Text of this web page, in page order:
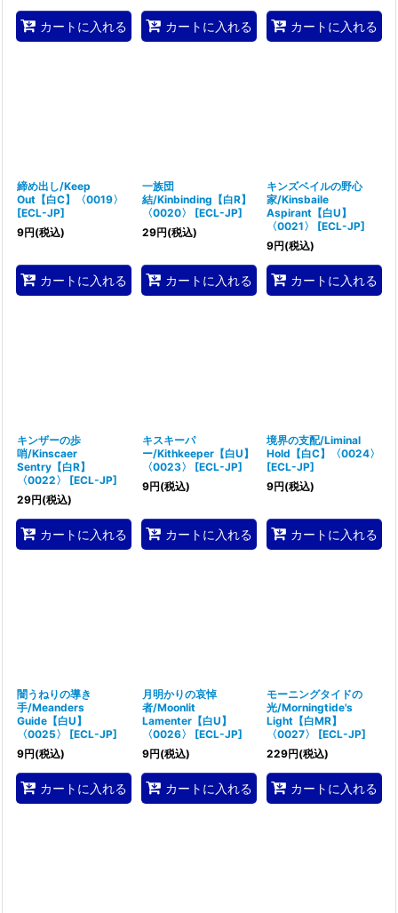
カートに入れる カートに入れる カートに入れる
締め出し/Keep
Out【白C】〈0019〉
[ECL-JP]
9円(税込)
カートに入れる
一族団
結/Kinbinding【白R】
〈0020〉
[ECL-JP]
29円(税込)
カートに入れる
キンズベイルの野心
家/Kinsbaile
Aspirant【白U】
〈0021〉
[ECL-JP]
9円(税込)
カートに入れる
キンザーの歩
哨/Kinscaer
Sentry【白R】
〈0022〉
[ECL-JP]
29円(税込)
カートに入れる
キスキーパ
ー/Kithkeeper【白U】
〈0023〉
[ECL-JP]
9円(税込)
カートに入れる
境界の支配/Liminal
Hold【白C】〈0024〉
[ECL-JP]
9円(税込)
カートに入れる
闇うねりの導き
手/Meanders
Guide【白U】
〈0025〉
[ECL-JP]
9円(税込)
カートに入れる
月明かりの哀悼
者/Moonlit
Lamenter【白U】
〈0026〉
[ECL-JP]
9円(税込)
カートに入れる
モーニングタイドの
光/Morningtide's
Light【白MR】
〈0027〉
[ECL-JP]
229円(税込)
カートに入れる